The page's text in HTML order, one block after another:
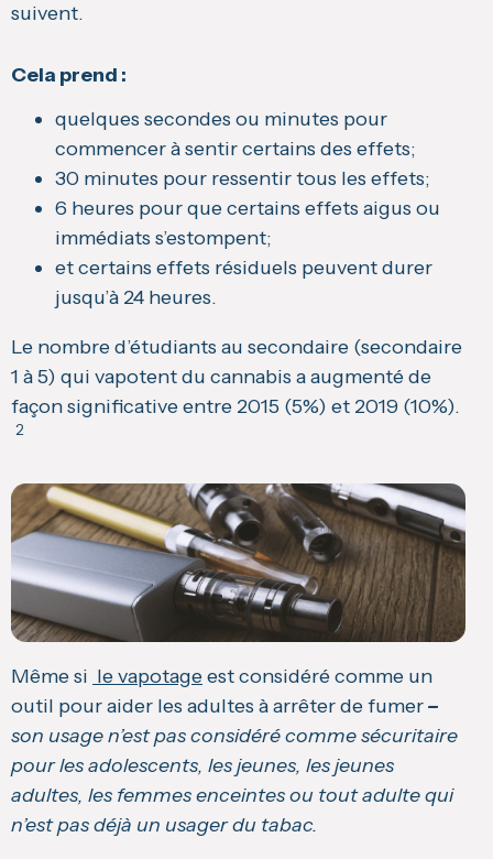
suivent.
Cela prend :
quelques secondes ou minutes pour
commencer à sentir certains des effets;
30 minutes pour ressentir tous les effets;
6 heures pour que certains effets aigus ou
immédiats s’estompent;
et certains effets résiduels peuvent durer
jusqu’à 24 heures.
Le nombre d’étudiants au secondaire (secondaire
1 à 5) qui vapotent du cannabis a augmenté de
façon significative entre 2015 (5%) et 2019 (10%).
2
Même si le vapotageest considéré comme un
outil pour aider les adultes à arrêter de fumer–
son usage n’est pas considéré comme sécuritaire
pour les adolescents, les jeunes, les jeunes
adultes, les femmes enceintes ou tout adulte qui
n’est pas déjà un usager du tabac.